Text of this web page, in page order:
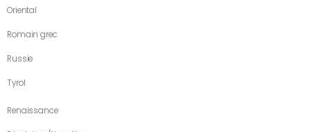
Oriental
Romain grec
Russie
Tyrol
Renaissance